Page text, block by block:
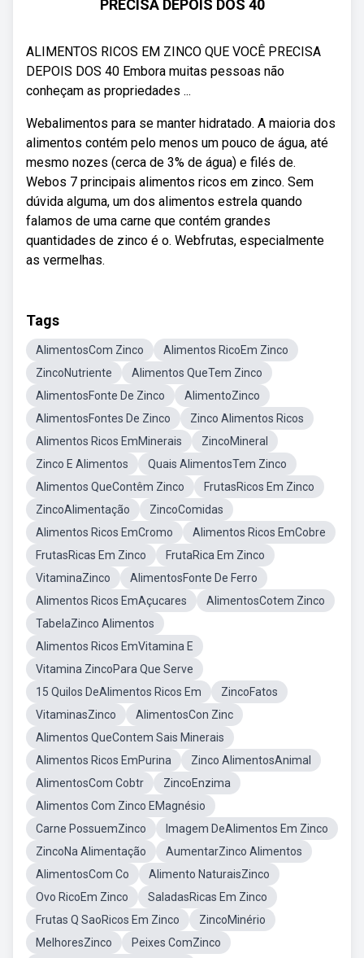
PRECISA DEPOIS DOS 40
ALIMENTOS RICOS EM ZINCO QUE VOCÊ PRECISA
DEPOIS DOS 40 Embora muitas pessoas não
conheçam as propriedades ...
Webalimentos para se manter hidratado. A maioria dos
alimentos contém pelo menos um pouco de água, até
mesmo nozes (cerca de 3% de água) e filés de.
Webos 7 principais alimentos ricos em zinco. Sem
dúvida alguma, um dos alimentos estrela quando
falamos de uma carne que contém grandes
quantidades de zinco é o. Webfrutas, especialmente
as vermelhas.
Tags
AlimentosCom Zinco
Alimentos RicoEm Zinco
ZincoNutriente
Alimentos QueTem Zinco
AlimentosFonte De Zinco
AlimentoZinco
AlimentosFontes De Zinco
Zinco Alimentos Ricos
Alimentos Ricos EmMinerais
ZincoMineral
Zinco E Alimentos
Quais AlimentosTem Zinco
Alimentos QueContêm Zinco
FrutasRicos Em Zinco
ZincoAlimentação
ZincoComidas
Alimentos Ricos EmCromo
Alimentos Ricos EmCobre
FrutasRicas Em Zinco
FrutaRica Em Zinco
VitaminaZinco
AlimentosFonte De Ferro
Alimentos Ricos EmAçucares
AlimentosCotem Zinco
TabelaZinco Alimentos
Alimentos Ricos EmVitamina E
Vitamina ZincoPara Que Serve
15 Quilos DeAlimentos Ricos Em
ZincoFatos
VitaminasZinco
AlimentosCon Zinc
Alimentos QueContem Sais Minerais
Alimentos Ricos EmPurina
Zinco AlimentosAnimal
AlimentosCom Cobtr
ZincoEnzima
Alimentos Com Zinco EMagnésio
Carne PossuemZinco
Imagem DeAlimentos Em Zinco
ZincoNa Alimentação
AumentarZinco Alimentos
AlimentosCom Co
Alimento NaturaisZinco
Ovo RicoEm Zinco
SaladasRicas Em Zinco
Frutas Q SaoRicos Em Zinco
ZincoMinério
MelhoresZinco
Peixes ComZinco